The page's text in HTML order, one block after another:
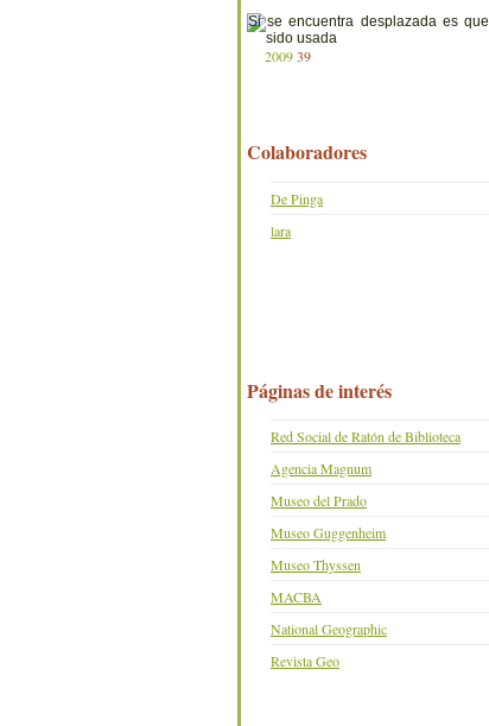
200939
Colaboradores
De Pinga
lara
Páginas de interés
Red Social de Ratón de Biblioteca
Agencia Magnum
Museo del Prado
Museo Guggenheim
Museo Thyssen
MACBA
National Geographic
Revista Geo